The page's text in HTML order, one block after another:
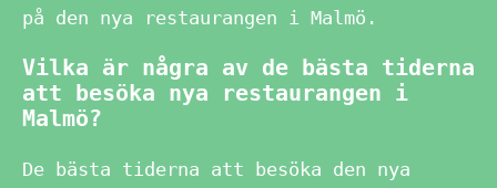
på den nya restaurangen i Malmö.
Vilka är några av de bästa tiderna
att besöka nya restaurangen i
Malmö?
De bästa tiderna att besöka den nya